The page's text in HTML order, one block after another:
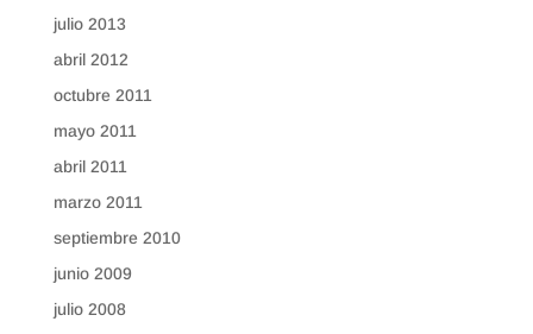
julio 2013
abril 2012
octubre 2011
mayo 2011
abril 2011
marzo 2011
septiembre 2010
junio 2009
julio 2008